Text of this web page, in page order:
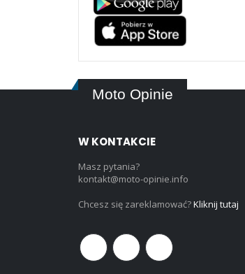
Moto Opinie
W KONTAKCIE
Masz pytania?
kontakt@moto-opinie.info
Chcesz się zareklamować?Kliknij tutaj